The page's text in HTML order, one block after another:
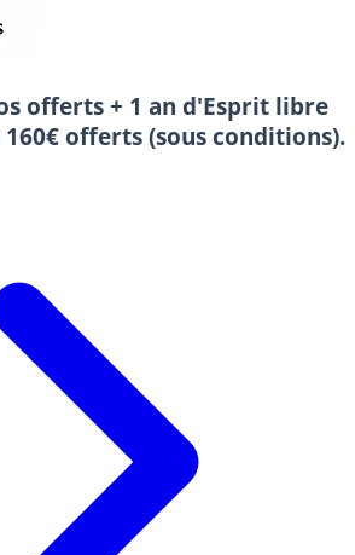
offerts + 1 an d'Esprit libre
160€ offerts (sous conditions).